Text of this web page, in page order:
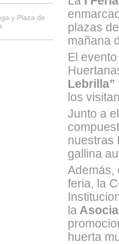
plazas
mañana
El
Lebrilla”
los
Junto a
nuestras
gallina
Además,
feria, la
la
huerta
y Plaza de